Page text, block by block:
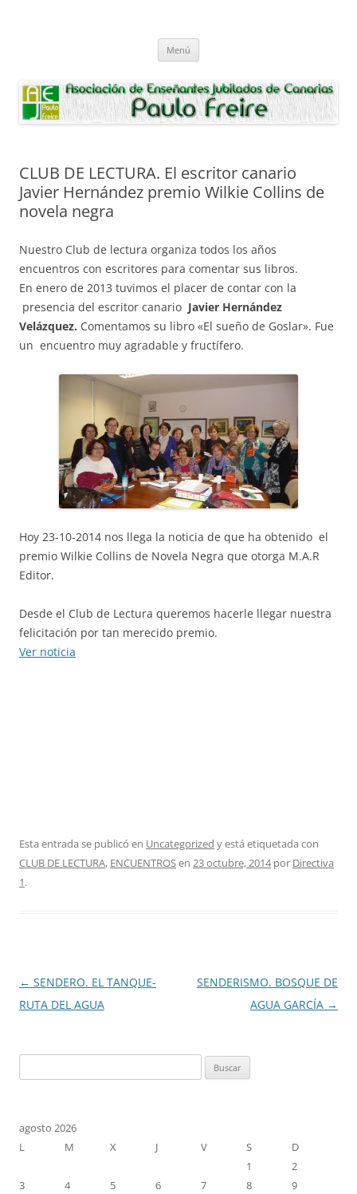
Paulo Freire
Menú
CLUB DE LECTURA. El escritor canario
Javier Hernández premio Wilkie Collins de
novela negra
Nuestro Club de lectura organiza todos los años
encuentros con escritores para comentar sus libros.
En enero de 2013 tuvimos el placer de contar con la
presencia del escritor canario Javier Hernández
Velázquez. Comentamos su libro «El sueño de Goslar». Fue
un encuentro muy agradable y fructífero.
Hoy 23-10-2014 nos llega la noticia de que ha obtenido el
premio Wilkie Collins de Novela Negra que otorga M.A.R
Editor.
Desde el Club de Lectura queremos hacerle llegar nuestra
felicitación por tan merecido premio.
Ver noticia
Esta entrada se publicó en Uncategorized y está etiquetada con
CLUB DE LECTURA, ENCUENTROSen 23 octubre, 2014por Directiva
1.
Navegación
de
← SENDERO. EL TANQUE-
RUTA DEL AGUA
SENDERISMO. BOSQUE DE
AGUA GARCÍA →
agosto 2026
L
M X J V S
D
1
2
3
4 5 6 7 8
9